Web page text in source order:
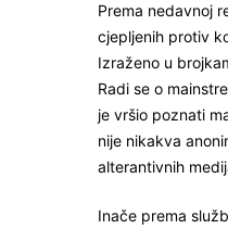
Prema nedavnoj
cjepljenih protiv
Izraženo u
Radi se o
je vršio poznati
nije nikakva
alterantivnih
Inače prema